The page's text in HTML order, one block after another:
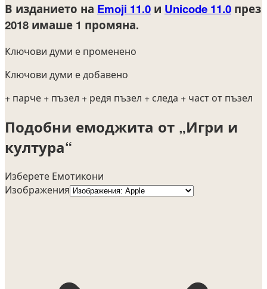
В изданието на Emoji 11.0 и Unicode 11.0 през
2018 имаше 1 промяна.
Ключови думи е променено
Ключови думи е добавено
+ парче + пъзел + редя пъзел + следа + част от пъзел
Подобни емоджита от „Игри и
култура“
Изберете Емотикони
Изображения